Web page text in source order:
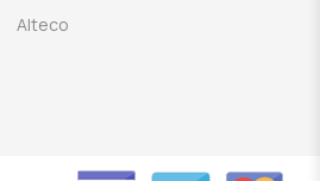
Alteco